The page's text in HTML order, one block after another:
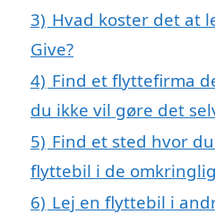
3) Hvad koster det at
Give?
4) Find et flyttefirma
du ikke vil gøre det
5) Find et sted hvor
flyttebil i de
6) Lej en flyttebil i